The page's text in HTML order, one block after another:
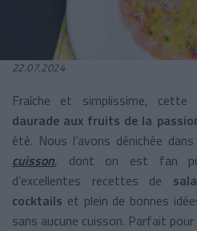
22.07.2024
Fraîche et simplissime,
daurade aux fruits de la
été. Nous l’avons dénichée
cuisson, dont on est fan
d’excellentes recettes de
cocktails et plein de bonnes
sans aucune cuisson. Parfait pour